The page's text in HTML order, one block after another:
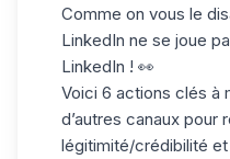
Comme on vous le
LinkedIn ne se joue
LinkedIn ! 👀
Voici 6 actions clés à
d’autres canaux pour
légitimité/crédibilité